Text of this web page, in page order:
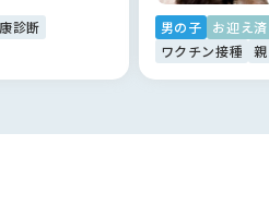
の「優良」が見える場所です🕊️
の不幸につながらないようにし
診断
男の子
お迎え済
ワクチン接種